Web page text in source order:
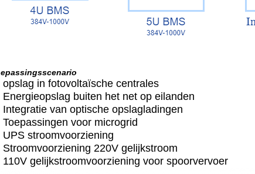
in fotovoltaïsche centrales
buiten het net op eilanden
van optische opslagladingen
voor microgrid
stroomvoorziening
220V gelijkstroom
gelijkstroomvoorziening voor spoorvervoer